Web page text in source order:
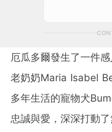
厄瓜多爾發生了一件
老奶奶Maria Isabel
多年生活的寵物犬
忠誠與愛，深深打動